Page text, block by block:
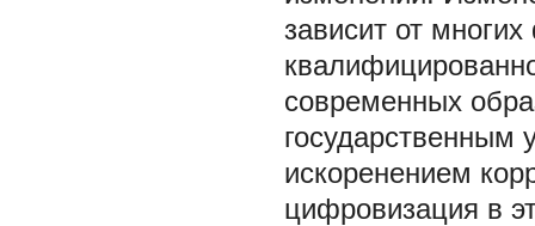
зависит от
современных
государственным
искоренением
цифровизация в